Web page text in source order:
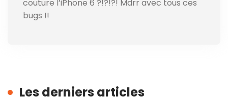
couture l’iPhone 6 ?!?!?! Mdrr avec tous ces
bugs !!
Les derniers articles